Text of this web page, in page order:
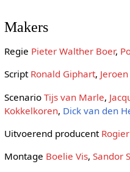
Makers
Regie Pieter Walther Boer,
Script Ronald Giphart,
Scenario Tijs van Marle,
Kokkelkoren, Dick van den
Uitvoerend producent
Montage Boelie Vis, Sandor